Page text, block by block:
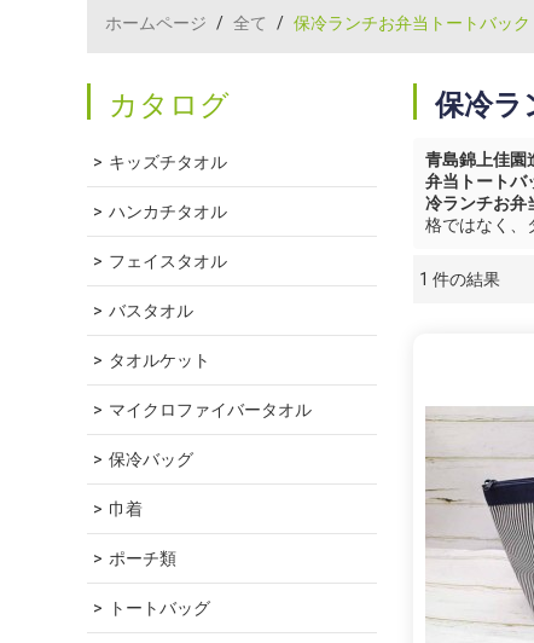
ホームページ / 全て / 保冷ランチお弁当トートバック
カタログ
キッズチタオル
ハンカチタオル
フェイスタオル
バスタオル
タオルケット
マイクロファイバータオル
保冷バッグ
巾着
ポーチ類
トートバッグ
保冷ラ
青島錦上佳園
弁当トートバ
冷ランチお弁
格ではなく、
1 件の結果
ショーケース